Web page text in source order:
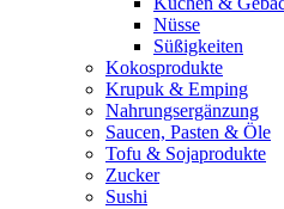
Nüsse
Süßigkeiten
Kokosprodukte
Krupuk & Emping
Nahrungsergänzung
Saucen, Pasten & Öle
Tofu & Sojaprodukte
Zucker
Sushi